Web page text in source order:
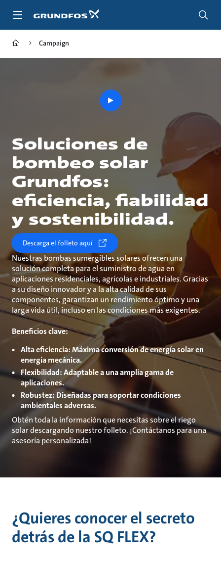
Campaign
Soluciones de
bombeo solar
Grundfos:
eficiencia, fiabilidad
y sostenibilidad.
Descarga el folleto aquí
Nuestras bombas sumergibles solares ofrecen una
solución completa para el suministro de agua en
aplicaciones residenciales, agrícolas e industriales. Gracias
a su diseño innovador y a la alta calidad de sus
componentes, garantizan un rendimiento óptimo y una
larga vida útil, incluso en las condiciones más exigentes.
Beneficios clave:
Alta eficiencia:Máxima conversión de energía solar en
energía mecánica.
Flexibilidad:Adaptable a una amplia gama de
aplicaciones.
Robustez: Diseñadas para soportar condiciones
ambientales adversas.
Obtén toda la información que necesitas sobre el riego
solar descargando nuestro folleto. ¡Contáctanos para una
asesoría personalizada!
play
button
¿Quieres conocer el secreto
detrás de la SQ FLEX?